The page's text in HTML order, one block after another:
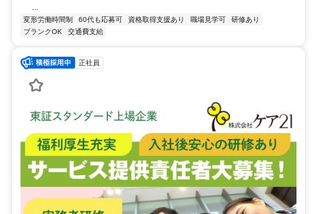
変形労働時間制 60代も応募可 資格取得支援あり 職場見学可
研修あり
ブランクOK
交通費支給
正社員